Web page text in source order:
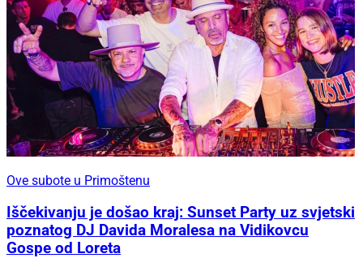
Ove subote u Primoštenu
Iščekivanju je došao kraj: Sunset Party uz svjetski
poznatog DJ Davida Moralesa na Vidikovcu
Gospe od Loreta